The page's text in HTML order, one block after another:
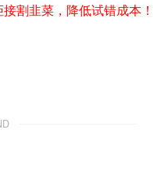
割韭菜，降低试错成本！